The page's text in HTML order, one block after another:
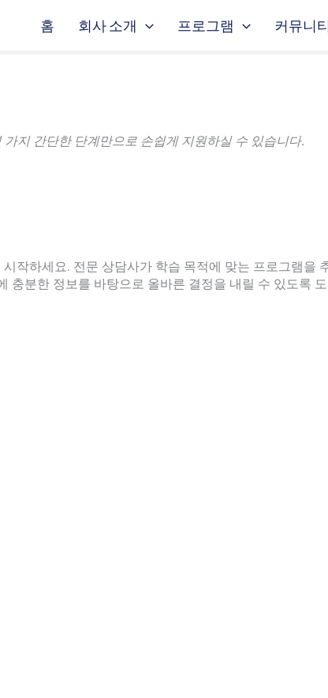
홈 회사 소개 프로그램 커뮤니
지 간단한 단계만으로 손쉽게 지원하실 수 있습니다.
작하세요. 전문 상담사가 학습 목적에 맞는 프로그램을
충분한 정보를 바탕으로 올바른 결정을 내릴 수 있도록